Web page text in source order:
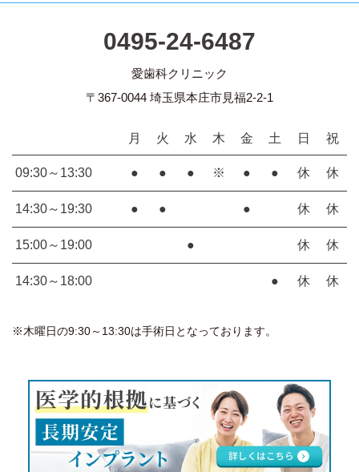
0495-24-6487
愛歯科クリニック
〒367-0044 埼玉県本庄市見福2-2-1
月 火 水 木 金 土 日 祝
09:30～13:30 ● ● ● ※ ● ● 休 休
14:30～19:30 ● ● ● 休 休
15:00～19:00 ● 休 休
14:30～18:00 ● 休 休
※木曜日の9:30～13:30は手術日となっております。